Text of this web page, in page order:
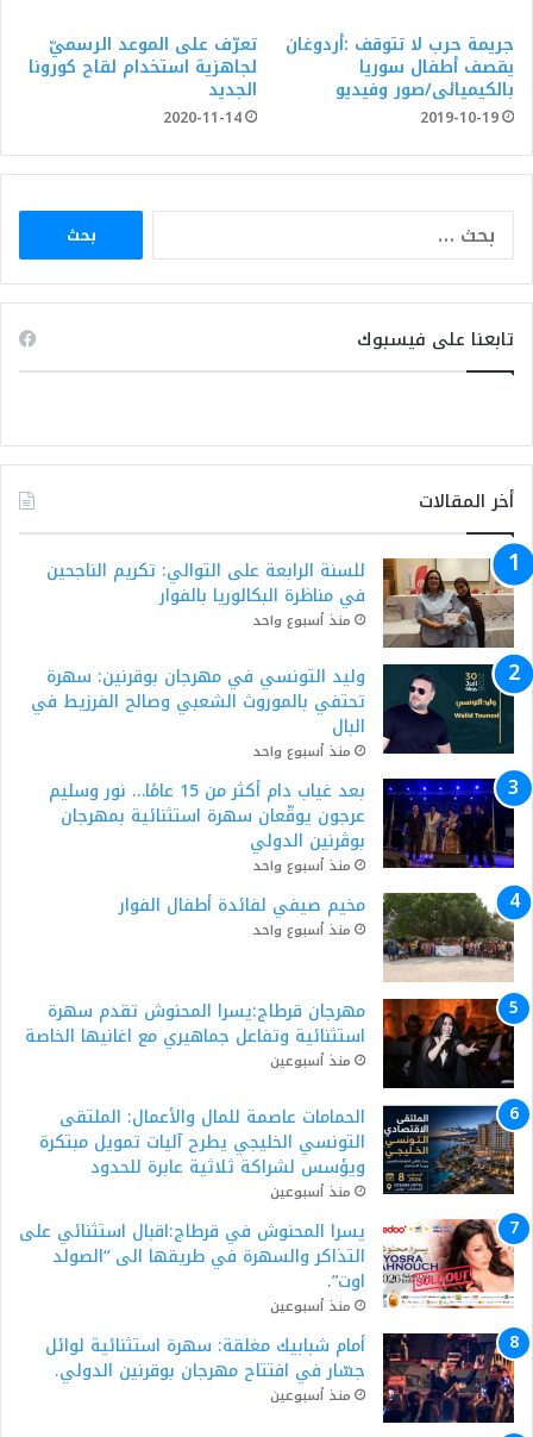
جريمة حرب لا تتوقف :أردوغان
يقصف أطفال سوريا
بالكيميائى/صور وفيديو
2019-10-19
تعرّف على الموعد الرسميّ
لجاهزية استخدام لقاح كورونا
الجديد
2020-11-14
البحث
تابعنا على فيسبوك
أخر المقالات
للسنة الرابعة على التوالي: تكريم الناجحين
في مناظرة البكالوريا بالفوار
منذ أسبوع واحد
وليد التونسي في مهرجان بوقرنين: سهرة
تحتفي بالموروث الشعبي وصالح الفرزيط في
البال
منذ أسبوع واحد
بعد غياب دام أكثر من 15 عامًا… نور وسليم
عرجون يوقّعان سهرة استثنائية بمهرجان
بوڨرنين الدولي
منذ أسبوع واحد
مخيم صيفي لفائدة أطفال الفوار
منذ أسبوع واحد
مهرجان قرطاج:يسرا المحنوش تقدم سهرة
استثنائية وتفاعل جماهيري مع اغانيها الخاصة
منذ أسبوعين
الحمامات عاصمة للمال والأعمال: الملتقى
التونسي الخليجي يطرح آليات تمويل مبتكرة
ويؤسس لشراكة ثلاثية عابرة للحدود
منذ أسبوعين
يسرا المحنوش في قرطاج:اقبال استثنائي على
التذاكر والسهرة في طريقها الى “الصولد
اوت”.
منذ أسبوعين
أمام شبابيك مغلقة: سهرة استثنائية لوائل
جسّار في افتتاح مهرجان بوقرنين الدولي.
منذ أسبوعين